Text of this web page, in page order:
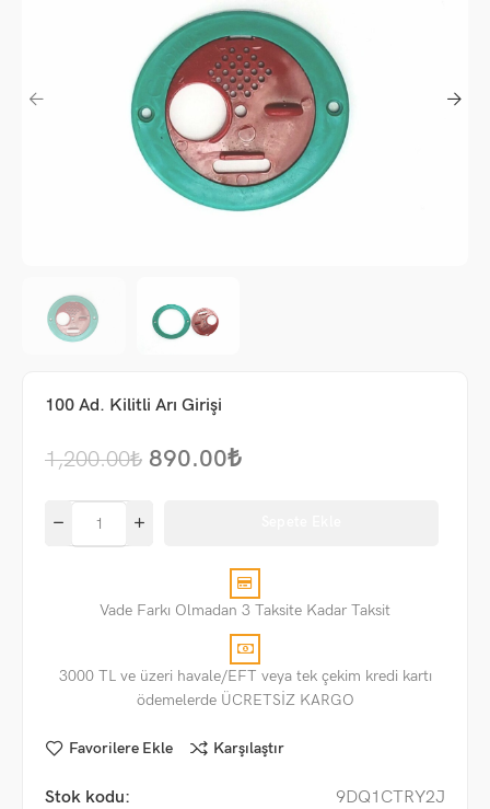
100 Ad. Kilitli Arı Girişi
1,200.00₺ 890.00₺
Vade Farkı Olmadan 3 Taksite Kadar Taksit
3000 TL ve üzeri havale/EFT veya tek çekim kredi kartı
ödemelerde ÜCRETSİZ KARGO
Favorilere Ekle Karşılaştır
Stok kodu: 9DQ1CTRY2J